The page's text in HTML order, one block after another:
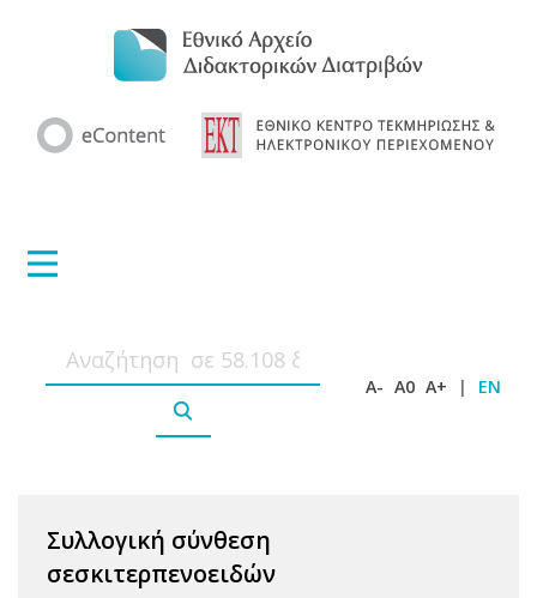
A- A0 A+ | EN
Συλλογική σύνθεση
σεσκιτερπενοειδών